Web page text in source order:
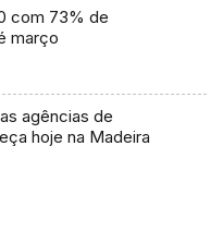
com 73% de
março
agências de
hoje na Madeira